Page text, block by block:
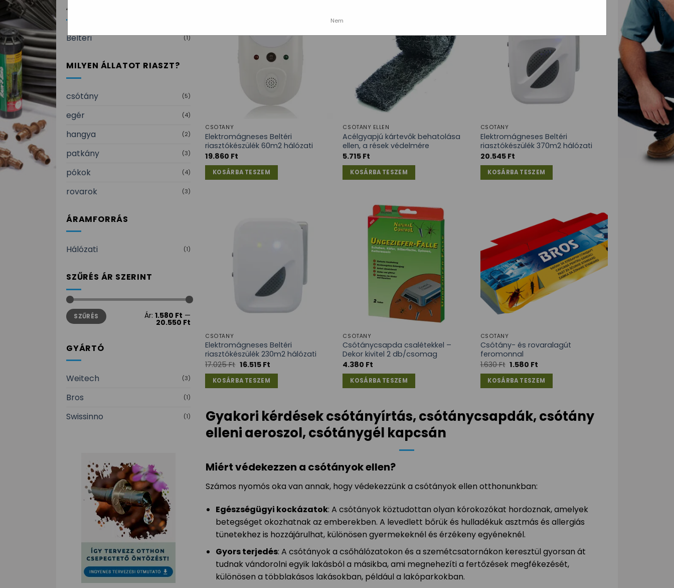
Nem
ALKALMAZÁS HELYE
Beltéri (1)
MILYEN ÁLLATOT RIASZT?
csótány (5)
egér (4)
hangya (2)
patkány (3)
pókok (4)
rovarok (3)
ÁRAMFORRÁS
Hálózati (1)
SZŰRÉS ÁR SZERINT
Min
ár
Max
ár SZŰRÉS Ár: 1.580 Ft —
20.550 Ft
GYÁRTÓ
Weitech (3)
Bros (1)
Swissinno (1)
CSÓTÁNY
Elektromágneses Beltéri
riasztókészülék 60m2 hálózati
19.860 Ft
KOSÁRBA TESZEM
CSÓTÁNY ELLEN
Acélgyapjú kártevők behatolása
ellen, a rések védelmére
5.715 Ft
KOSÁRBA TESZEM
CSÓTÁNY
Elektromágneses Beltéri
riasztókészülék 370m2 hálózati
20.545 Ft
KOSÁRBA TESZEM
CSÓTÁNY
Elektromágneses Beltéri
riasztókészülék 230m2 hálózati
17.025Ft 16.515 Ft
KOSÁRBA TESZEM
CSÓTÁNY
Csótánycsapda csalétekkel –
Dekor kivitel 2 db/csomag
4.380 Ft
KOSÁRBA TESZEM
CSÓTÁNY
Csótány- és rovaralagút
feromonnal
1.630Ft 1.580 Ft
KOSÁRBA TESZEM
Gyakori kérdések csótányírtás, csótánycsapdák, csótány
elleni aeroszol, csótánygél kapcsán
Miért védekezzen a csótányok ellen?
Számos nyomós oka van annak, hogy védekezzünk a csótányok ellen otthonunkban:
Egészségügyi kockázatok: A csótányok köztudottan olyan kórokozókat hordoznak, amelyek
betegséget okozhatnak az emberekben. A levedlett bőrük és hulladékuk asztmás és allergiás
tünetekhez is hozzájárulhat, különösen gyermekeknél és érzékeny egyéneknél.
Gyors terjedés: A csótányok a csőhálózatokon és a szemétcsatornákon keresztül gyorsan át
tudnak vándorolni egyik lakásból a másikba, ami megnehezíti a fertőzések megfékezését,
különösen a többlakásos lakásokban, például a lakóparkokban.